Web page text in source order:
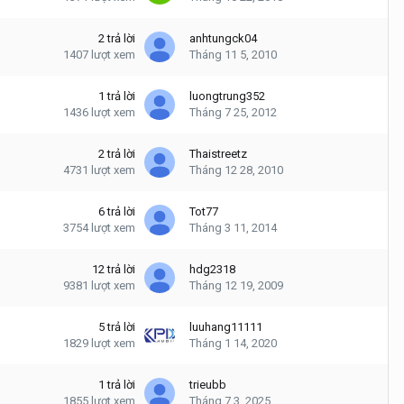
2 trả lời
1407 lượt xem
anhtungck04
Tháng 11 5, 2010
1 trả lời
1436 lượt xem
luongtrung352
Tháng 7 25, 2012
2 trả lời
4731 lượt xem
Thaistreetz
Tháng 12 28, 2010
6 trả lời
3754 lượt xem
Tot77
Tháng 3 11, 2014
12 trả lời
9381 lượt xem
hdg2318
Tháng 12 19, 2009
5 trả lời
1829 lượt xem
luuhang11111
Tháng 1 14, 2020
1 trả lời
1855 lượt xem
trieubb
Tháng 7 3, 2025